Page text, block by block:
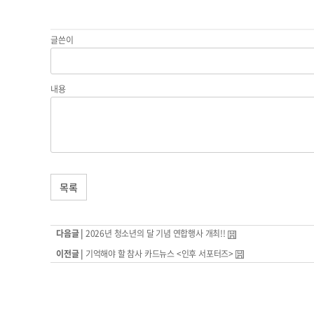
글쓴이
내용
목록
다음글 | 2026년 청소년의 달 기념 연합행사 개최!!
이전글 | 기억해야 할 참사 카드뉴스 <인후 서포터즈>